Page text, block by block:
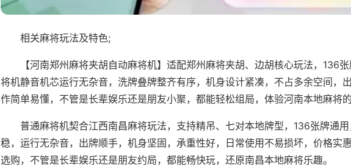
相关麻将玩法及特色;
【河南郑州麻将夹胡自动麻将机】适配郑州麻将夹胡、边胡核心玩法，136
将机静音机芯运行无杂音，洗牌叠牌整齐有序，机身设计紧凑，不占多余空间，
作简单易懂，不管是长辈娱乐还是朋友小聚，都能轻松组局，体验河南本地麻将的
普通麻将机契合江西南昌麻将玩法，支持精吊、七对本地牌型，136张牌通
稳，运行无杂音，出牌顺手，机身坚固，承重性好，日常使用不易损坏，价格实
选购，不管是长辈娱乐还是朋友约局，都能畅快玩，还原南昌本地麻将乐趣。